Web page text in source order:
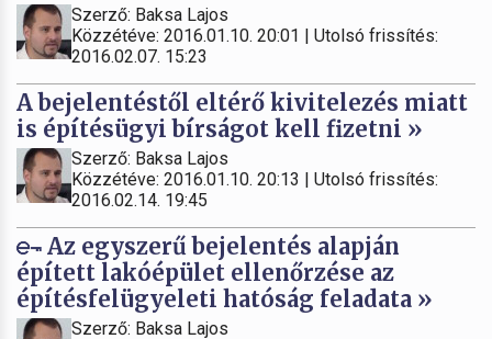
Szerző: Baksa Lajos
Közzétéve: 2016.01.10. 20:01 | Utolsó frissítés:
2016.02.07. 15:23
A bejelentéstől eltérő kivitelezés miatt
is építésügyi bírságot kell fizetni »
Szerző: Baksa Lajos
Közzétéve: 2016.01.10. 20:13 | Utolsó frissítés:
2016.02.14. 19:45
Az egyszerű bejelentés alapján
épített lakóépület ellenőrzése az
építésfelügyeleti hatóság feladata »
Szerző: Baksa Lajos